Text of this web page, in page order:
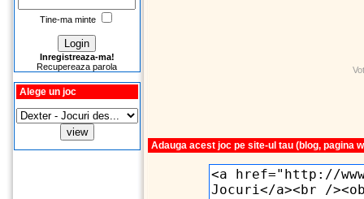
Tine-ma minte
Inregistreaza-ma!
Recupereaza parola
Alege un joc
Adauga acest joc pe site-ul tau (blog, pagina